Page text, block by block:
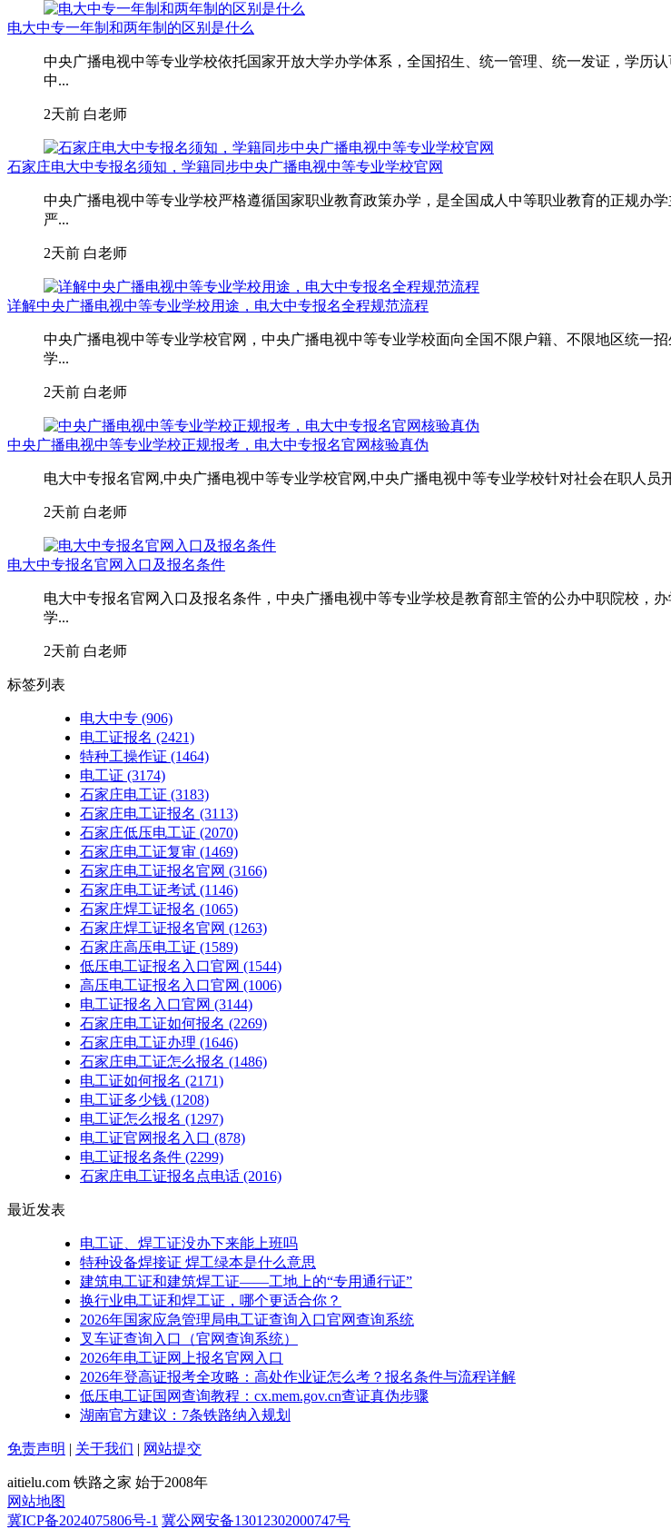
电大中专一年制和两年制的区别是什么
中央广播电视中等专业学校依托国家开放大学办学体系，全国招生、统一管理、统一发证，学历
中...
2天前 白老师
石家庄电大中专报名须知，学籍同步中央广播电视中等专业学校官网
中央广播电视中等专业学校严格遵循国家职业教育政策办学，是全国成人中等职业教育的正规办
严...
2天前 白老师
详解中央广播电视中等专业学校用途，电大中专报名全程规范流程
中央广播电视中等专业学校官网，中央广播电视中等专业学校面向全国不限户籍、不限地区统一
学...
2天前 白老师
中央广播电视中等专业学校正规报考，电大中专报名官网核验真伪
电大中专报名官网,中央广播电视中等专业学校官网,中央广播电视中等专业学校针对社会在职人
2天前 白老师
电大中专报名官网入口及报名条件
电大中专报名官网入口及报名条件，中央广播电视中等专业学校是教育部主管的公办中职院校，
学...
2天前 白老师
标签列表
电大中专 (906)
电工证报名 (2421)
特种工操作证 (1464)
电工证 (3174)
石家庄电工证 (3183)
石家庄电工证报名 (3113)
石家庄低压电工证 (2070)
石家庄电工证复审 (1469)
石家庄电工证报名官网 (3166)
石家庄电工证考试 (1146)
石家庄焊工证报名 (1065)
石家庄焊工证报名官网 (1263)
石家庄高压电工证 (1589)
低压电工证报名入口官网 (1544)
高压电工证报名入口官网 (1006)
电工证报名入口官网 (3144)
石家庄电工证如何报名 (2269)
石家庄电工证办理 (1646)
石家庄电工证怎么报名 (1486)
电工证如何报名 (2171)
电工证多少钱 (1208)
电工证怎么报名 (1297)
电工证官网报名入口 (878)
电工证报名条件 (2299)
石家庄电工证报名点电话 (2016)
最近发表
电工证、焊工证没办下来能上班吗
特种设备焊接证 焊工绿本是什么意思
建筑电工证和建筑焊工证——工地上的“专用通行证”
换行业电工证和焊工证，哪个更适合你？
2026年国家应急管理局电工证查询入口官网查询系统
叉车证查询入口（官网查询系统）
2026年电工证网上报名官网入口
2026年登高证报考全攻略：高处作业证怎么考？报名条件与流程详解
低压电工证国网查询教程：cx.mem.gov.cn查证真伪步骤
湖南官方建议：7条铁路纳入规划
免责声明 | 关于我们 | 网站提交
aitielu.com 铁路之家 始于2008年
网站地图
冀ICP备2024075806号-1 冀公网安备13012302000747号